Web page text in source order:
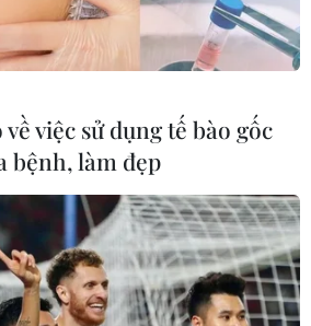
việc sử dụng tế bào gốc
bệnh, làm đẹp